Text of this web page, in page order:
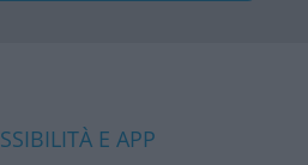
E APP